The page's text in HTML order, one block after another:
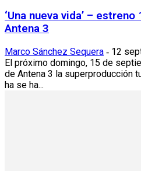
‘Una nueva vida’ –
Antena 3
Marco Sánchez Sequera - 12
El próximo domingo, 15 de
de Antena 3 la superproducción
ha se ha...